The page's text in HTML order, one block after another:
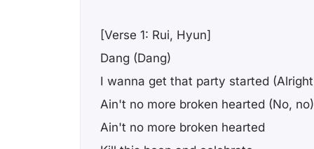
[Verse 1: Rui, Hyun]
Dang (Dang)
I wanna get that party started
Ain't no more broken hearted (No, no)
Ain't no more broken hearted